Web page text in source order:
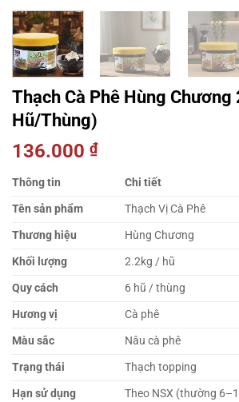
Thạch Cà Phê Hùng
Hũ/Thùng)
136.000 ₫
Thông tin
Chi tiết
Tên sản phẩm
Thạch Vị Cà Phê
Thương hiệu
Hùng Chương
Khối lượng
2.2kg / hũ
Quy cách
6 hũ / thùng
Hương vị
Cà phê
Màu sắc
Nâu cà phê
Trạng thái
Thạch topping
Hạn sử dụng
Theo NSX (thường